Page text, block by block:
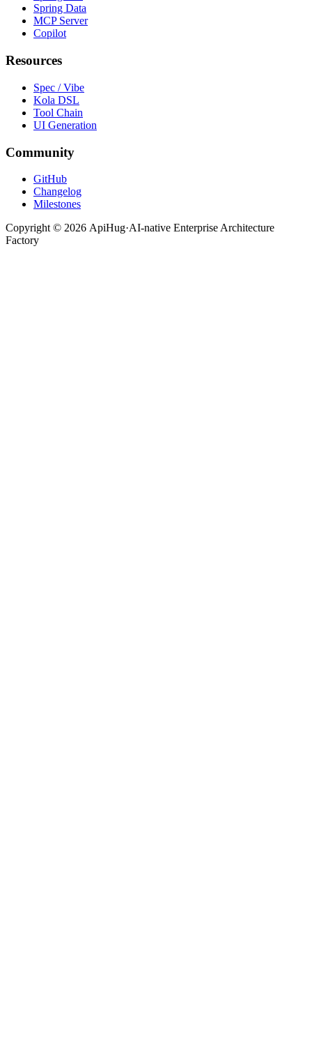
Spring Data
MCP Server
Copilot
Resources
Spec / Vibe
Kola DSL
Tool Chain
UI Generation
Community
GitHub
Changelog
Milestones
Copyright © 2026 ApiHug·AI-native Enterprise Architecture
Factory